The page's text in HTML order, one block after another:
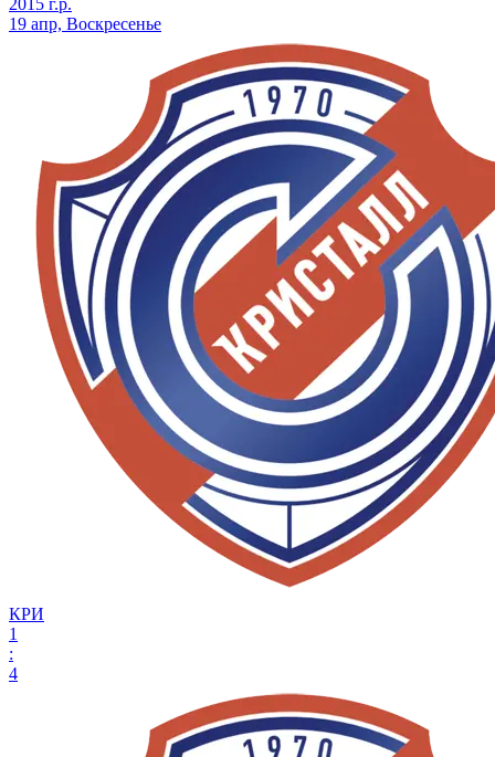
19 апр, Воскресенье
КРИ
1
:
4